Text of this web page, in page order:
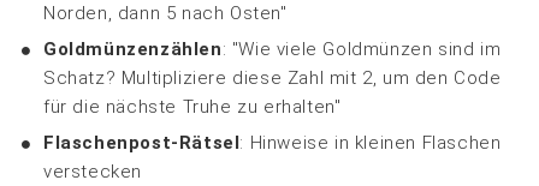
Norden, dann 5 nach Osten"
Goldmünzenzählen: "Wie viele Goldmünzen sind im
Schatz? Multipliziere diese Zahl mit 2, um den Code
für die nächste Truhe zu erhalten"
Flaschenpost-Rätsel: Hinweise in kleinen Flaschen
verstecken